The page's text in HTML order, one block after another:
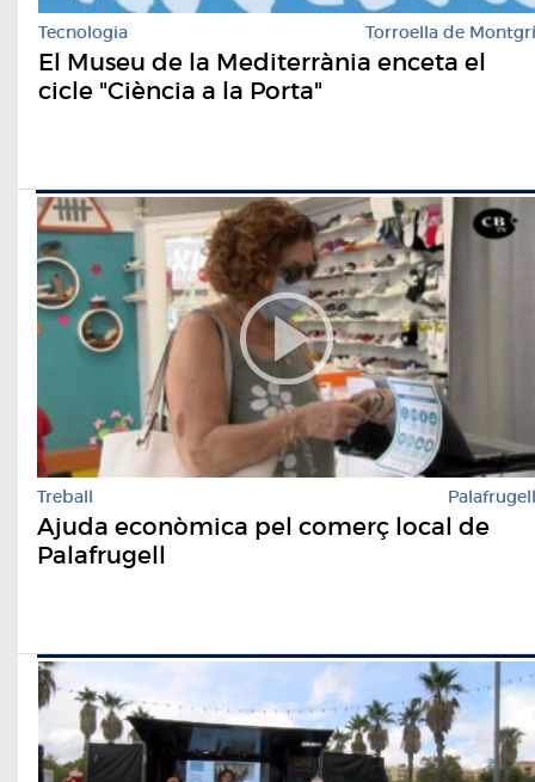
Tecnologia Torroella de Montgrí
El Museu de la Mediterrània enceta el
cicle "Ciència a la Porta"
Treball Palafrugell
Ajuda econòmica pel comerç local de
Palafrugell